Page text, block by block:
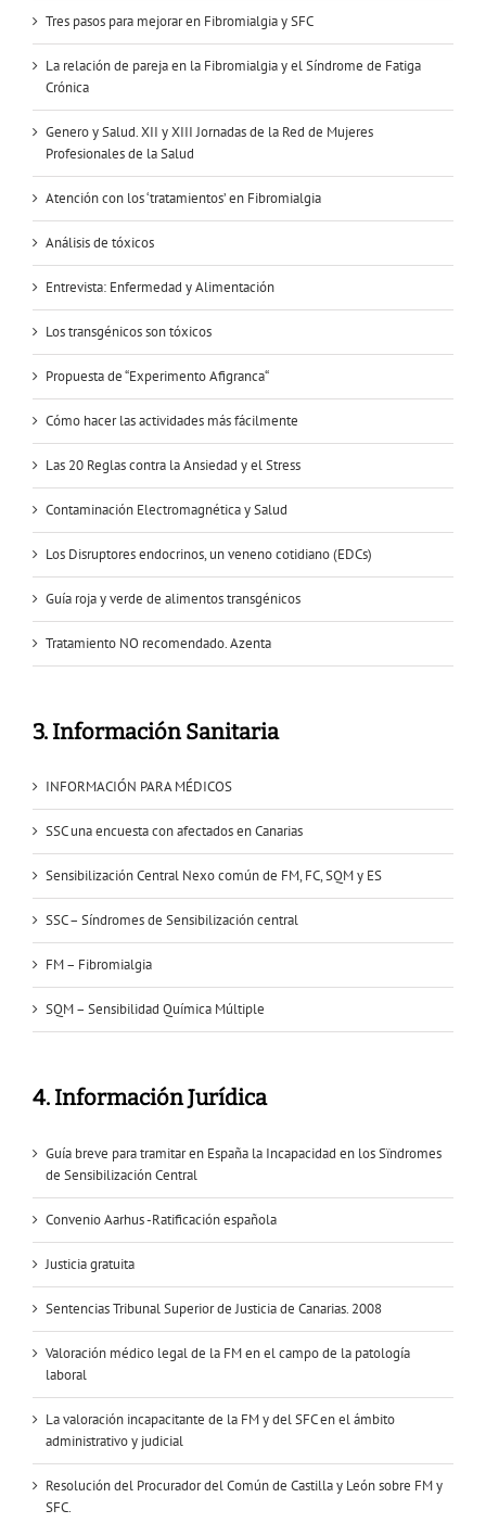
Tres pasos para mejorar en Fibromialgia y SFC
La relación de pareja en la Fibromialgia y el Síndrome de Fatiga
Crónica
Genero y Salud. XII y XIII Jornadas de la Red de Mujeres
Profesionales de la Salud
Atención con los ‘tratamientos’ en Fibromialgia
Análisis de tóxicos
Entrevista: Enfermedad y Alimentación
Los transgénicos son tóxicos
Propuesta de “Experimento Afigranca“
Cómo hacer las actividades más fácilmente
Las 20 Reglas contra la Ansiedad y el Stress
Contaminación Electromagnética y Salud
Los Disruptores endocrinos, un veneno cotidiano (EDCs)
Guía roja y verde de alimentos transgénicos
Tratamiento NO recomendado. Azenta
3. Información Sanitaria
INFORMACIÓN PARA MÉDICOS
SSC una encuesta con afectados en Canarias
Sensibilización Central Nexo común de FM, FC, SQM y ES
SSC – Síndromes de Sensibilización central
FM – Fibromialgia
SQM – Sensibilidad Química Múltiple
4. Información Jurídica
Guía breve para tramitar en España la Incapacidad en los Sïndromes
de Sensibilización Central
Convenio Aarhus -Ratificación española
Justicia gratuita
Sentencias Tribunal Superior de Justicia de Canarias. 2008
Valoración médico legal de la FM en el campo de la patología
laboral
La valoración incapacitante de la FM y del SFC en el ámbito
administrativo y judicial
Resolución del Procurador del Común de Castilla y León sobre FM y
SFC.